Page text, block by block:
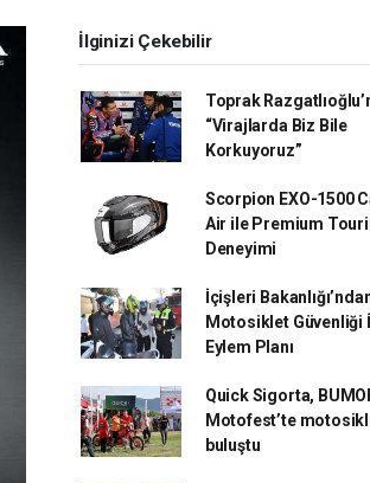
İlginizi Çekebilir
Toprak
“Virajlarda Biz Bile
Korkuyoruz”
Scorpion EXO-1500
Air ile Premium
Deneyimi
İçişleri
Motosiklet Güvenliği
Eylem Planı
Quick Sigorta,
Motofest’te
buluştu